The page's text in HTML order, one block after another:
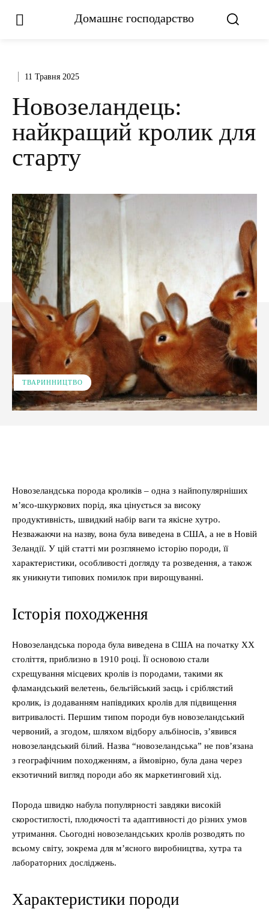
Домашнє господарство
11 Травня 2025
Новозеландець:
найкращий кролик для
старту
ТВАРИННИЦТВО
Новозеландська порода кроликів – одна з найпопулярніших
м’ясо-шкуркових порід, яка цінується за високу
продуктивність, швидкий набір ваги та якісне хутро.
Незважаючи на назву, вона була виведена в США, а не в Новій
Зеландії. У цій статті ми розглянемо історію породи, її
характеристики, особливості догляду та розведення, а також
як уникнути типових помилок при вирощуванні.
Історія походження
Новозеландська порода була виведена в США на початку XX
століття, приблизно в 1910 році. Її основою стали
схрещування місцевих кролів із породами, такими як
фламандський велетень, бельгійський заєць і сріблястий
кролик, із додаванням напівдиких кролів для підвищення
витривалості. Першим типом породи був новозеландський
червоний, а згодом, шляхом відбору альбіносів, з’явився
новозеландський білий. Назва “новозеландська” не пов’язана
з географічним походженням, а ймовірно, була дана через
екзотичний вигляд породи або як маркетинговий хід.
Порода швидко набула популярності завдяки високій
скоростиглості, плодючості та адаптивності до різних умов
утримання. Сьогодні новозеландських кролів розводять по
всьому світу, зокрема для м’ясного виробництва, хутра та
лабораторних досліджень.
Характеристики породи